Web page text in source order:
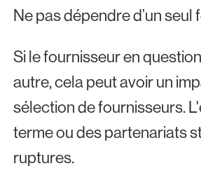
Ne pas dépendre d’un seul
Si le fournisseur en
autre, cela peut avoir un
sélection de fournisseurs.
terme ou des partenariats
ruptures.